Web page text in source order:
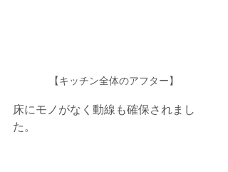
【キッチン全体のアフター】
床にモノがなく動線も確保されまし
た。